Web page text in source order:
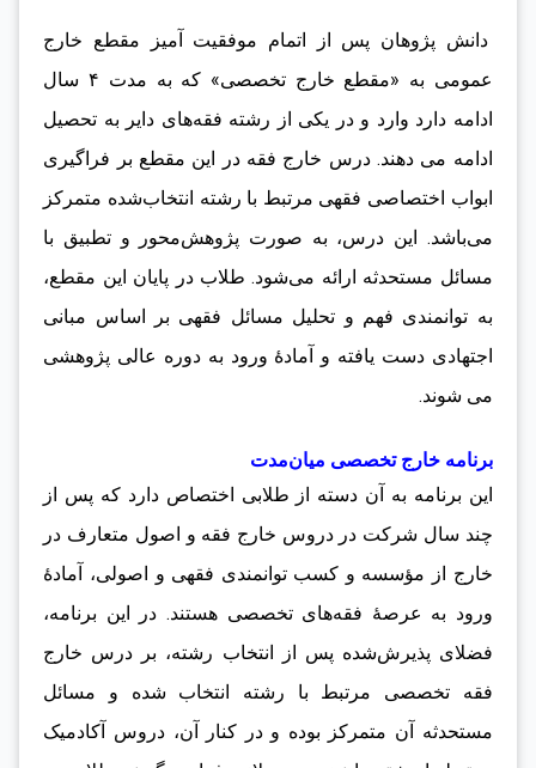
دانش پژوهان پس از اتمام موفقیت آمیز مقطع خارج
عمومی به «مقطع خارج تخصصی» که به مدت ۴ سال
ادامه دارد وارد و در یکی از رشته فقه‌های دایر به تحصیل
ادامه می دهند. درس خارج فقه در این مقطع بر فراگیری
ابواب اختصاصی فقهی مرتبط با رشته انتخاب‌شده متمرکز
می‌باشد. این درس، به صورت پژوهش‌محور و تطبیق با
مسائل مستحدثه ارائه می‌شود. طلاب در پایان این مقطع،
به توانمندی فهم و تحلیل مسائل فقهی بر اساس مبانی
اجتهادی دست یافته و آمادۀ ورود به دوره عالی پژوهشی
می شوند.
برنامه خارج تخصصی میان‌مدت
این برنامه به آن دسته از طلابی اختصاص دارد که پس از
چند سال شرکت در دروس خارج فقه و اصول متعارف در
خارج از مؤسسه و کسب توانمندی فقهی و اصولی، آمادۀ
ورود به عرصۀ فقه‌های تخصصی هستند. در این برنامه،
فضلای پذیرش‌شده پس از انتخاب رشته، بر درس خارج
فقه تخصصی مرتبط با رشته انتخاب شده و مسائل
مستحدثه آن متمرکز بوده و در کنار آن، دروس آکادمیک